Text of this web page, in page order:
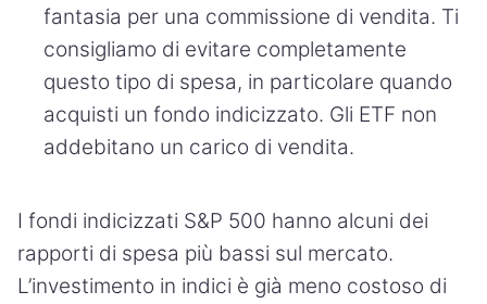
fantasia per una commissione di vendita. Ti
consigliamo di evitare completamente
questo tipo di spesa, in particolare quando
acquisti un fondo indicizzato. Gli ETF non
addebitano un carico di vendita.
I fondi indicizzati S&P 500 hanno alcuni dei
rapporti di spesa più bassi sul mercato.
L’investimento in indici è già meno costoso di